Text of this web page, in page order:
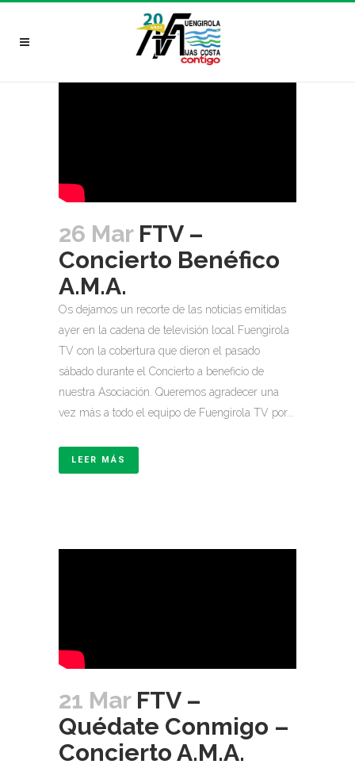
26 Mar FTV –
Concierto Benéfico
A.M.A.
Os dejamos un recorte de las noticias emitidas
ayer en la cadena de televisión local Fuengirola
TV con la cobertura que dieron el pasado
sábado durante el Concierto a beneficio de
nuestra Asociación. Queremos agradecer una
vez más a todo el equipo de Fuengirola TV por...
LEER MÁS
21 Mar FTV –
Quédate Conmigo –
Concierto A.M.A.